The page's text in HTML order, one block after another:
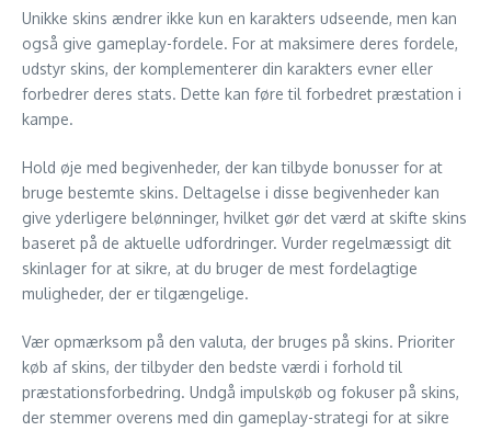
Unikke skins ændrer ikke kun en karakters udseende, men kan
også give gameplay-fordele. For at maksimere deres fordele,
udstyr skins, der komplementerer din karakters evner eller
forbedrer deres stats. Dette kan føre til forbedret præstation i
kampe.
Hold øje med begivenheder, der kan tilbyde bonusser for at
bruge bestemte skins. Deltagelse i disse begivenheder kan
give yderligere belønninger, hvilket gør det værd at skifte skins
baseret på de aktuelle udfordringer. Vurder regelmæssigt dit
skinlager for at sikre, at du bruger de mest fordelagtige
muligheder, der er tilgængelige.
Vær opmærksom på den valuta, der bruges på skins. Prioriter
køb af skins, der tilbyder den bedste værdi i forhold til
præstationsforbedring. Undgå impulskøb og fokuser på skins,
der stemmer overens med din gameplay-strategi for at sikre